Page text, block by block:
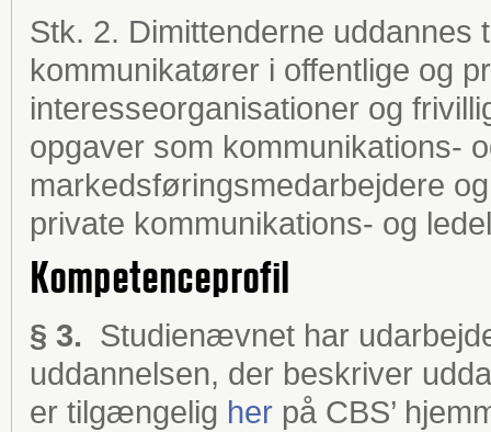
Stk. 2. Dimittenderne uddannes
kommunikatører i offentlige og
interesseorganisationer og
opgaver som kommunikations-
markedsføringsmedarbejdere
private kommunikations- og
Kompetenceprofil
§ 3. Studienævnet har
uddannelsen, der beskriver
er tilgængelig her på CBS’